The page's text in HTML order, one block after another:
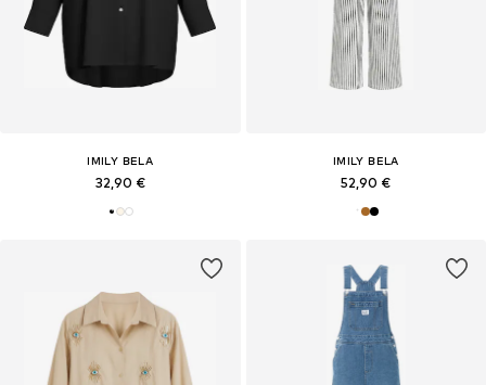
IMILY BELA
32,90 €
IMILY BELA
52,90 €